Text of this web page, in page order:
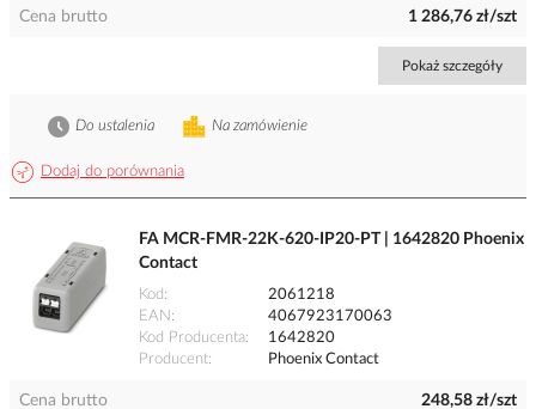
Cena brutto 1 286,76 zł/szt
Pokaż szczegóły
Dodaj do porównania
Na zamówienie
Do ustalenia
FA MCR-FMR-22K-620-IP20-PT | 1642820 Phoenix
Contact
Kod
2061218
EAN
4067923170063
Kod Producenta
1642820
Producent
Phoenix Contact
Cena brutto 248,58 zł/szt